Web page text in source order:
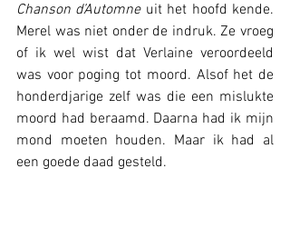
Chanson d’Automne uit het hoofd kende.
Merel was niet onder de indruk. Ze vroeg
of ik wel wist dat Verlaine veroordeeld
was voor poging tot moord. Alsof het de
honderdjarige zelf was die een mislukte
moord had beraamd. Daarna had ik mijn
mond moeten houden. Maar ik had al
een goede daad gesteld.